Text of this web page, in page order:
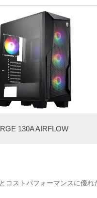
130A AIRFLOW
コストパフォーマンスに優れ